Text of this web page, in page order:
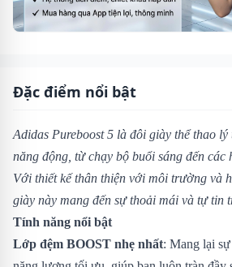
Đặc điểm nổi bật
Adidas Pureboost 5 là đôi giày thể thao
năng động, từ chạy bộ buổi sáng đến các
Với thiết kế thân thiện với môi trường và
giày này mang đến sự thoải mái và tự tin
Tính năng nổi bật
Lớp đệm BOOST nhẹ nhất: Mang lại